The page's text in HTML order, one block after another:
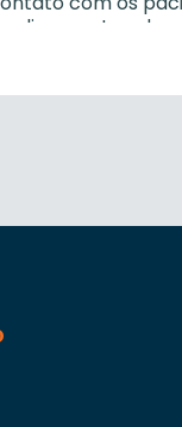
de
do sistema
de